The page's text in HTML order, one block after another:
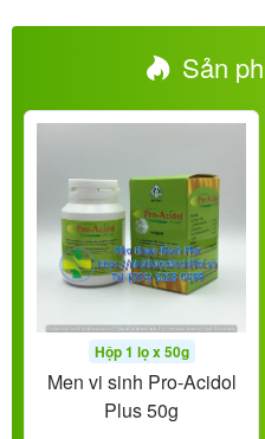
Sản
Hộp 1 lọ x 50g
Men vi sinh Pro-Acidol
Plus 50g